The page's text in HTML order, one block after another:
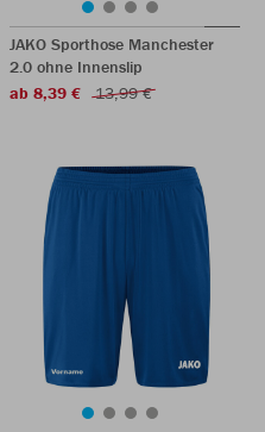
JAKO Sporthose Manchester
2.0 ohne Innenslip
ab 8,39 €
13,99 €